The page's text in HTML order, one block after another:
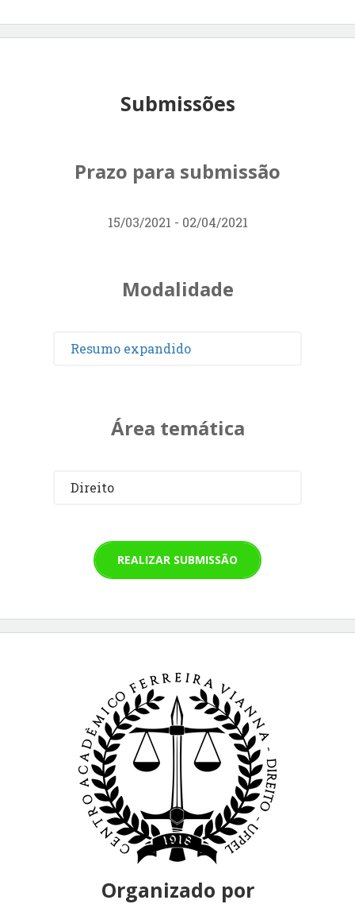
Submissões
Prazo para submissão
15/03/2021 - 02/04/2021
Modalidade
Resumo expandido
Área temática
Direito
REALIZAR SUBMISSÃO
Organizado por